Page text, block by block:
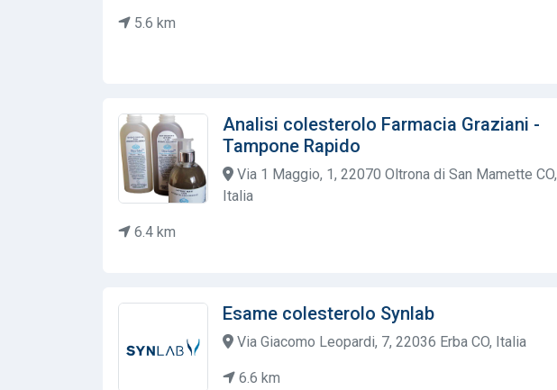
5.6 km
Analisi colesterolo Farmacia Graziani -
Tampone Rapido
Via 1 Maggio, 1, 22070 Oltrona di San Mamette CO,
Italia
6.4 km
Esame colesterolo Synlab
Via Giacomo Leopardi, 7, 22036 Erba CO, Italia
6.6 km